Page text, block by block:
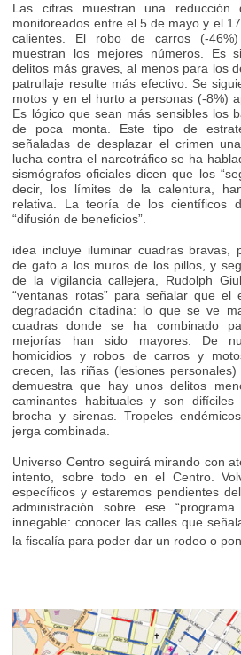
Las cifras muestran una
monitoreados entre el 5 de mayo y el
calientes. El robo de carros (-
muestran los mejores números. Es
delitos más graves, al menos para los
patrullaje resulte más efectivo. Se
motos y en el hurto a personas (-8%)
Es lógico que sean más sensibles los
de poca monta. Este tipo de
señaladas de desplazar el crimen
lucha contra el narcotráfico se ha
sismógrafos oficiales dicen que los
decir, los límites de la calentura,
relativa. La teoría de los científicos
“difusión de beneficios”.
idea incluye iluminar cuadras bravas,
de gato a los muros de los pillos, y
de la vigilancia callejera, Rudolph
“ventanas rotas” para señalar que el
degradación citadina: lo que se ve
cuadras donde se ha combinado
mejorías han sido mayores. De
homicidios y robos de carros y
crecen, las riñas (lesiones
demuestra que hay unos delitos
caminantes habituales y son
brocha y sirenas. Tropeles
jerga combinada.
Universo Centro seguirá mirando con
intento, sobre todo en el Centro.
específicos y estaremos pendientes
administración sobre ese
innegable: conocer las calles que
la fiscalía para poder dar un rodeo o